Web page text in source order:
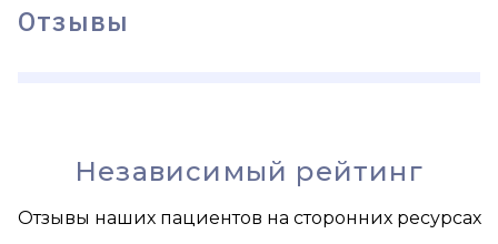
Отзывы
Независимый рейтинг
Отзывы наших пациентов на сторонних ресурсах